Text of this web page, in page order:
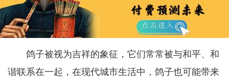
鸽子被视为吉祥的象征，它们常常被与和平、和
谐联系在一起，在现代城市生活中，鸽子也可能带来